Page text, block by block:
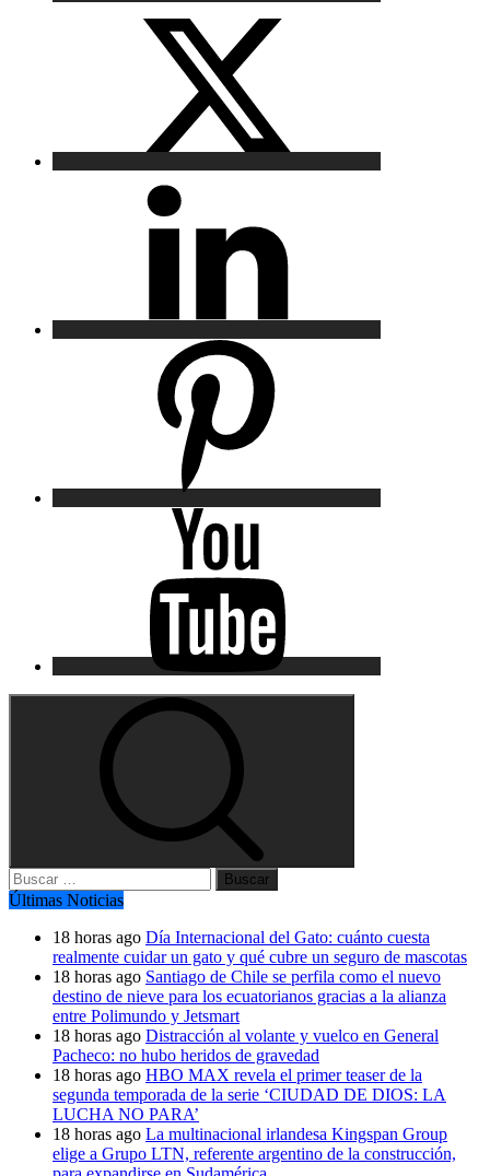
Buscar:
Últimas Noticias
18 horas ago Día Internacional del Gato: cuánto cuesta
realmente cuidar un gato y qué cubre un seguro de mascotas
18 horas ago Santiago de Chile se perfila como el nuevo
destino de nieve para los ecuatorianos gracias a la alianza
entre Polimundo y Jetsmart
18 horas ago Distracción al volante y vuelco en General
Pacheco: no hubo heridos de gravedad
18 horas ago HBO MAX revela el primer teaser de la
segunda temporada de la serie ‘CIUDAD DE DIOS: LA
LUCHA NO PARA’
18 horas ago La multinacional irlandesa Kingspan Group
elige a Grupo LTN, referente argentino de la construcción,